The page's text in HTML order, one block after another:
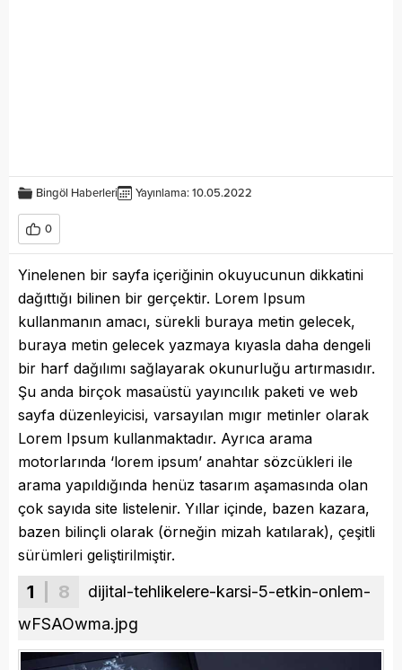
Bingöl Haberleri Yayınlama: 10.05.2022
0
Yinelenen bir sayfa içeriğinin okuyucunun dikkatini
dağıttığı bilinen bir gerçektir. Lorem Ipsum
kullanmanın amacı, sürekli buraya metin gelecek,
buraya metin gelecek yazmaya kıyasla daha dengeli
bir harf dağılımı sağlayarak okunurluğu artırmasıdır.
Şu anda birçok masaüstü yayıncılık paketi ve web
sayfa düzenleyicisi, varsayılan mıgır metinler olarak
Lorem Ipsum kullanmaktadır. Ayrıca arama
motorlarında ‘lorem ipsum’ anahtar sözcükleri ile
arama yapıldığında henüz tasarım aşamasında olan
çok sayıda site listelenir. Yıllar içinde, bazen kazara,
bazen bilinçli olarak (örneğin mizah katılarak), çeşitli
sürümleri geliştirilmiştir.
1 | 8
dijital-tehlikelere-karsi-5-etkin-onlem-
wFSAOwma.jpg